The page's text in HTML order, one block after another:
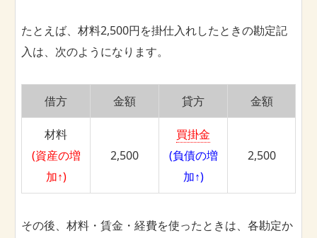
たとえば、材料2,500円を掛仕入れしたときの勘定記
入は、次のようになります。
借方 金額 貸方 金額
材料
(資産の増
加↑)
2,500
買掛金
(負債の増
加↑)
2,500
その後、材料・賃金・経費を使ったときは、各勘定か